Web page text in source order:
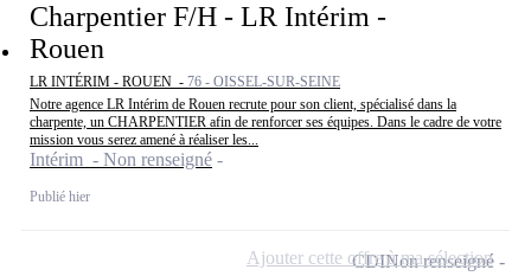
Charpentier F/H - LR Intérim -
Rouen
LR INTÉRIM - ROUEN - 76 - OISSEL-SUR-SEINE
Notre agence LR Intérim de Rouen recrute pour son client, spécialisé dans la
charpente, un CHARPENTIER afin de renforcer ses équipes. Dans le cadre de votre
mission vous serez amené à réaliser les...
Intérim - Non renseigné
Publié hier
CDINon renseigné
Ajouter cette offre à ma sélection